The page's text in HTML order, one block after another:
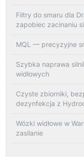
Filtry do smaru dla
zapobiec zacinaniu
MQL — precyzyjne
Szybka naprawa
widłowych
Czyste zbiorniki,
dezynfekcja z
Wózki widłowe w
zasilanie